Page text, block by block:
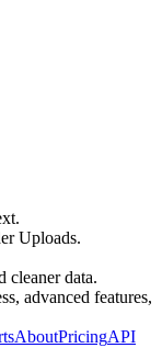
Uploads.
cleaner data.
advanced features,
AboutPricingAPI